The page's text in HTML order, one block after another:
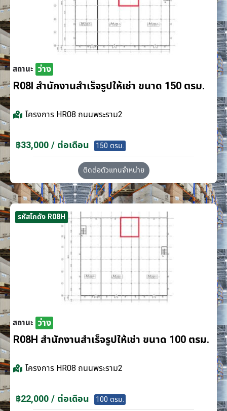
สถานะ ว่าง
R08I สำนักงานสำเร็จรูปให้เช่า ขนาด 150 ตรม.
โครงการ HR08 ถนนพระราม2
฿33,000 / ต่อเดือน 150 ตรม.
ติดต่อตัวแทนจำหน่าย
รหัสโกดัง R08H
สถานะ ว่าง
R08H สำนักงานสำเร็จรูปให้เช่า ขนาด 100 ตรม.
โครงการ HR08 ถนนพระราม2
฿22,000 / ต่อเดือน 100 ตรม.